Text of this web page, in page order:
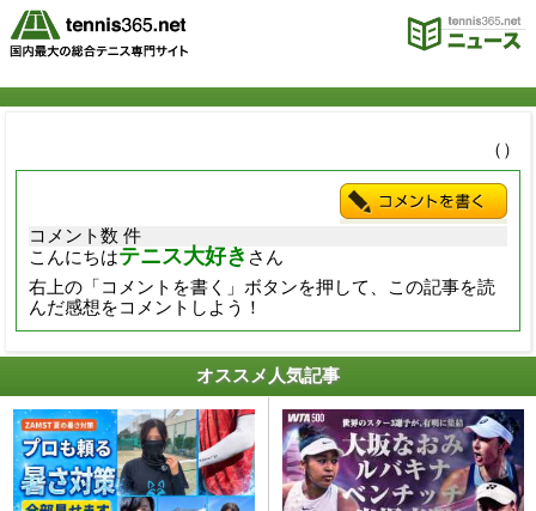
（）
コメント数 件
こんにちはテニス大好き さん
右上の「コメントを書く」ボタンを押して、この記事を読
んだ感想をコメントしよう！
オススメ人気記事